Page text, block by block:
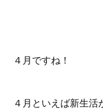
４月ですね！
４月といえば新生活